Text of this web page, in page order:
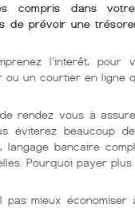
compris dans
de prévoir une
l'intérêt, pour
ou un courtier en ligne
de rendez vous à
éviterez beaucoup
langage bancaire
Pourquoi payer plus
pas mieux